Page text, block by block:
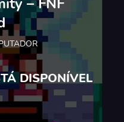
DISPONÍVEL